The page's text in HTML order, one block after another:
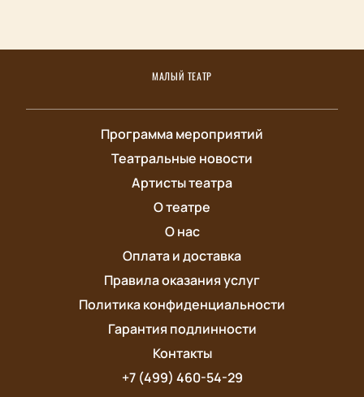
МАЛЫЙ ТЕАТР
Программа мероприятий
Театральные новости
Артисты театра
О театре
О нас
Оплата и доставка
Правила оказания услуг
Политика конфиденциальности
Гарантия подлинности
Контакты
+7 (499) 460-54-29